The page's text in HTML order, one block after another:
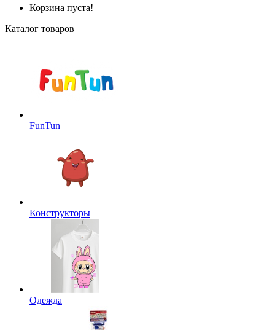
Корзина пуста!
Каталог товаров
FunTun
Конструкторы
Одежда